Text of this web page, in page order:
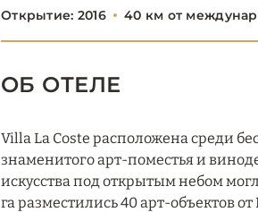
Открытие: 2016 40 км от
ОБ ОТЕЛЕ
Villa La Coste расположена среди
знаменитого арт-поместья и
искусства под открытым небом
га разместились 40 арт-объектов